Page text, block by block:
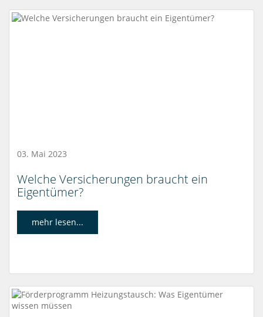
03. Mai 2023
Welche Versicherungen braucht ein
Eigentümer?
mehr lesen...